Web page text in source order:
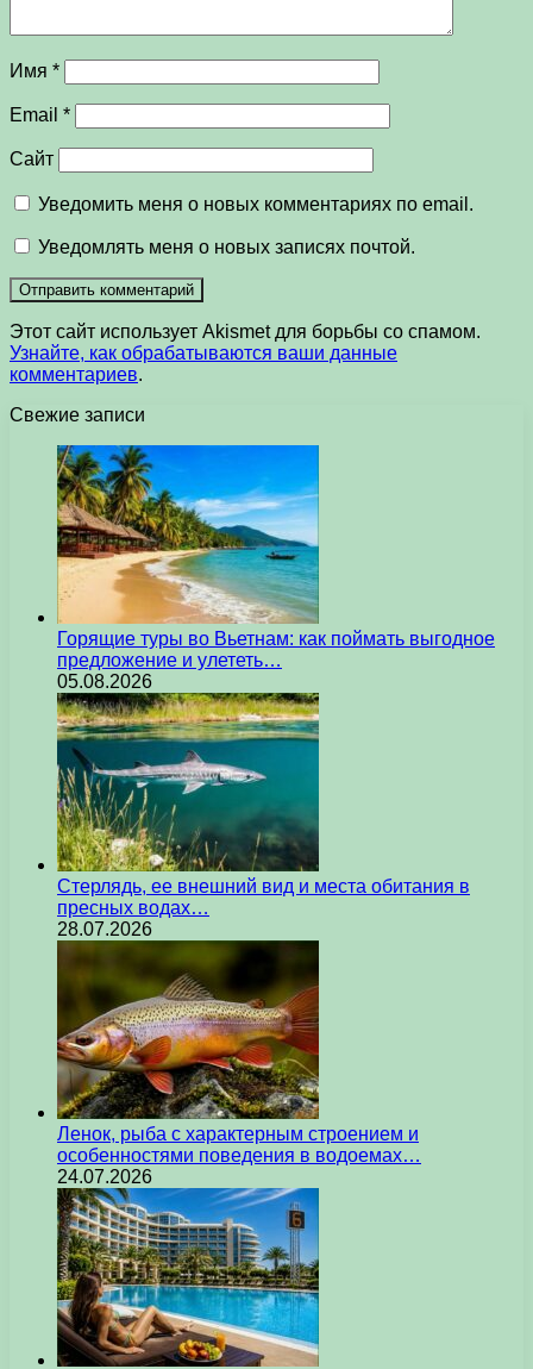
Имя *
Email *
Сайт
Уведомить меня о новых комментариях по email.
Уведомлять меня о новых записях почтой.
Этот сайт использует Akismet для борьбы со спамом.
Узнайте, как обрабатываются ваши данные
комментариев.
Свежие записи
Горящие туры во Вьетнам: как поймать выгодное
предложение и улететь…
05.08.2026
Стерлядь, ее внешний вид и места обитания в
пресных водах…
28.07.2026
Ленок, рыба с характерным строением и
особенностями поведения в водоемах…
24.07.2026